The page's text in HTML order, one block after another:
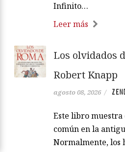
Infinito…
Leer más
Los olvidados
Robert Knapp
agosto 08, 2026 /
Este libro
común en la
Normalmente, los